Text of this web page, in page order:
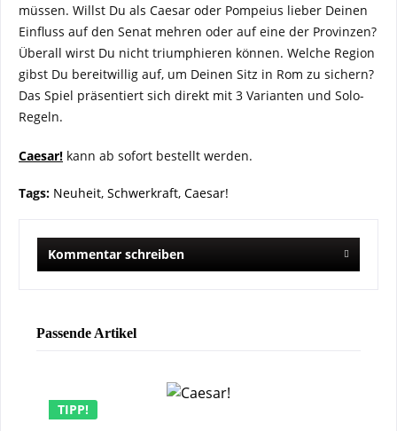
müssen. Willst Du als Caesar oder Pompeius lieber Deinen
Einfluss auf den Senat mehren oder auf eine der Provinzen?
Überall wirst Du nicht triumphieren können. Welche Region
gibst Du bereitwillig auf, um Deinen Sitz in Rom zu sichern?
Das Spiel präsentiert sich direkt mit 3 Varianten und Solo-
Regeln.
Caesar! kann ab sofort bestellt werden.
Tags: Neuheit, Schwerkraft, Caesar!
Kommentar schreiben
Passende Artikel
TIPP!